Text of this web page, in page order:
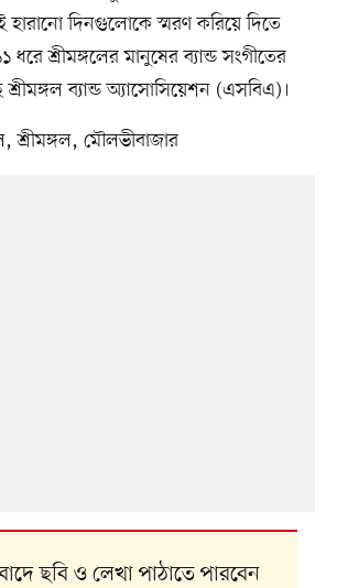
হারানো দিনগুলোকে স্মরণ করিয়ে দিতে
ধরে শ্রীমঙ্গলের মানুষের ব্যান্ড সংগীতের
ব্যান্ড অ্যাসোসিয়েশন (এসবিএ)।
মৌলভীবাজার
ছবি ও লেখা পাঠাতে পারবেন